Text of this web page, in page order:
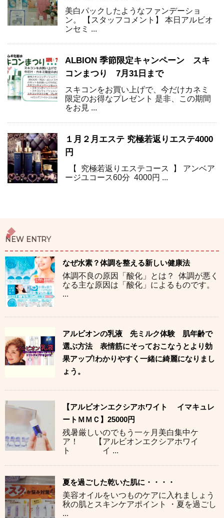
美白パックしたようなファンデーショ
ン。 【スタッフコメント】 本日アルビオ
ンセミ ...
ALBION 季節限定キャンペーン スキ
コンまつり 7月31日まで
スキコンをお買い上げで、今だけカネミ
限定のお得なプレゼント 是非、この期間
をお見 ...
１月２月エステ 究極若返りエステ4000
円
【 究極若返りエステコース 】 アンベア
ージユコース60分 4000円 ...
NEW ENTRY
なぜ水素？体調を整える新しい健康法
体調不良の原因「酸化」とは？ 体調が悪く
なる主な原因は「酸化」によるものです。
...
アルビオンの乳液 先ミルク体験 肌年齢で
選ぶ方法 表情筋にそっておこなうとより効
果アップ!わかりやすく一緒に綺麗になりまし
ょう。
【アルビオンエクシアホワイト イマキュレ
ートＭＭＣ】25000円
残暑厳しいのでもう一ヶ月美白集中ケ
ア！ 【アルビオンエクシアホワイ
ト イ ...
夏を過ごした乾いた肌に・・・・
美容オイルをいつものケアに入れましょう
秋の肌とスキンケアポイント ・夏を過ごし
...